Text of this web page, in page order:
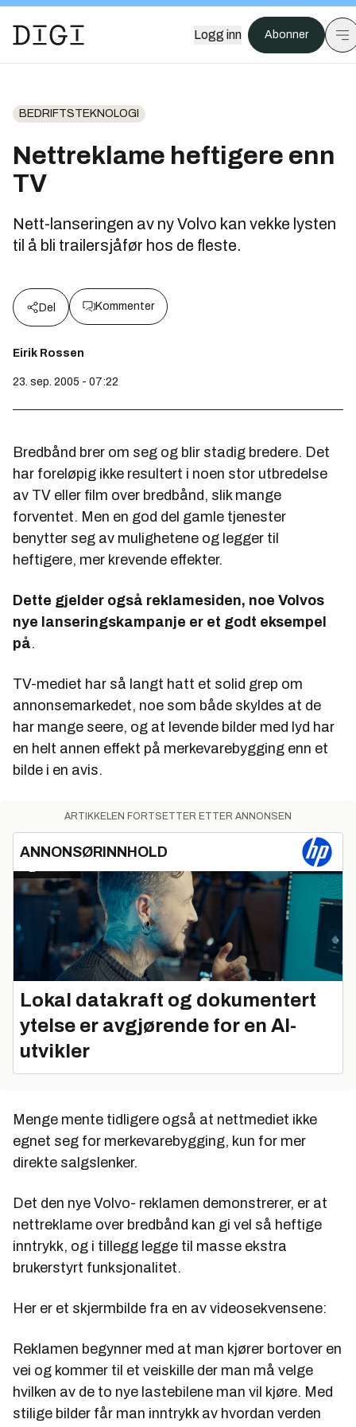
Logg inn Abonner
BEDRIFTSTEKNOLOGI
Nettreklame heftigere enn
TV
Nett-lanseringen av ny Volvo kan vekke lysten
til å bli trailersjåfør hos de fleste.
Del Kommenter
Eirik Rossen
23. sep. 2005 - 07:22
Bredbånd brer om seg og blir stadig bredere. Det
har foreløpig ikke resultert i noen stor utbredelse
av TV eller film over bredbånd, slik mange
forventet. Men en god del gamle tjenester
benytter seg av mulighetene og legger til
heftigere, mer krevende effekter.
Dette gjelder også reklamesiden, noe Volvos
nye lanseringskampanje er et godt eksempel
på.
TV-mediet har så langt hatt et solid grep om
annonsemarkedet, noe som både skyldes at de
har mange seere, og at levende bilder med lyd har
en helt annen effekt på merkevarebygging enn et
bilde i en avis.
ARTIKKELEN FORTSETTER ETTER ANNONSEN
ANNONSØRINNHOLD
Lokal datakraft og dokumentert
ytelse er avgjørende for en AI-
utvikler
Menge mente tidligere også at nettmediet ikke
egnet seg for merkevarebygging, kun for mer
direkte salgslenker.
Det den nye Volvo- reklamen demonstrerer, er at
nettreklame over bredbånd kan gi vel så heftige
inntrykk, og i tillegg legge til masse ekstra
brukerstyrt funksjonalitet.
Her er et skjermbilde fra en av videosekvensene:
Reklamen begynner med at man kjører bortover en
vei og kommer til et veiskille der man må velge
hvilken av de to nye lastebilene man vil kjøre. Med
stilige bilder får man inntrykk av hvordan verden